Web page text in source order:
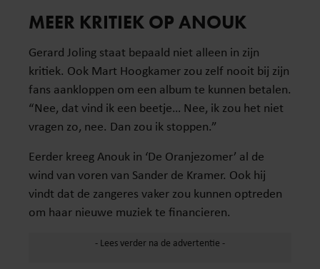
MEER KRITIEK OP ANOUK
Gerard Joling staat bepaald niet alleen in zijn
kritiek. Ook Mart Hoogkamer zou zelf nooit bij zijn
fans aankloppen om een album te kunnen betalen.
“Nee, dat vind ik een beetje… Nee, ik zou het niet
vragen zo, nee. Dan zou ik stoppen.”
Eerder kreeg Anouk in ‘De Oranjezomer’ al de
wind van voren van Sander de Kramer. Ook hij
vindt dat de zangeres vaker zou kunnen optreden
om haar nieuwe muziek te financieren.